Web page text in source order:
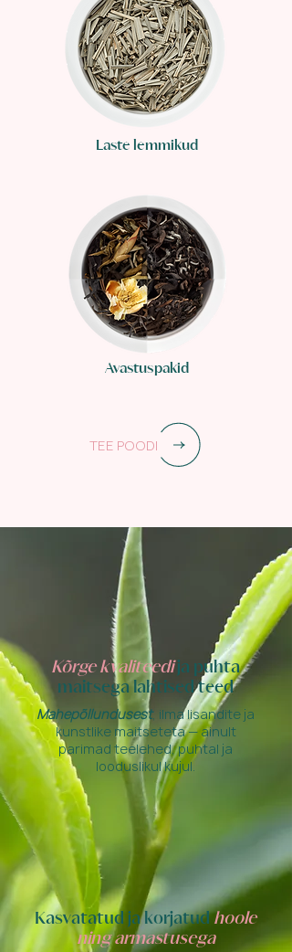
Laste lemmikud
Avastuspakid
TEE POODI
Kõrge kvaliteedija puhta
maitsega lahtised teed
Mahepõllundusest, ilma lisandite ja
kunstlike maitseteta — ainult
parimad teelehed, puhtal ja
looduslikul kujul.
Kasvatatud ja korjatud hoole
ning armastusega